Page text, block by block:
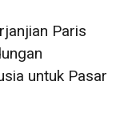
Paris
untuk Pasar